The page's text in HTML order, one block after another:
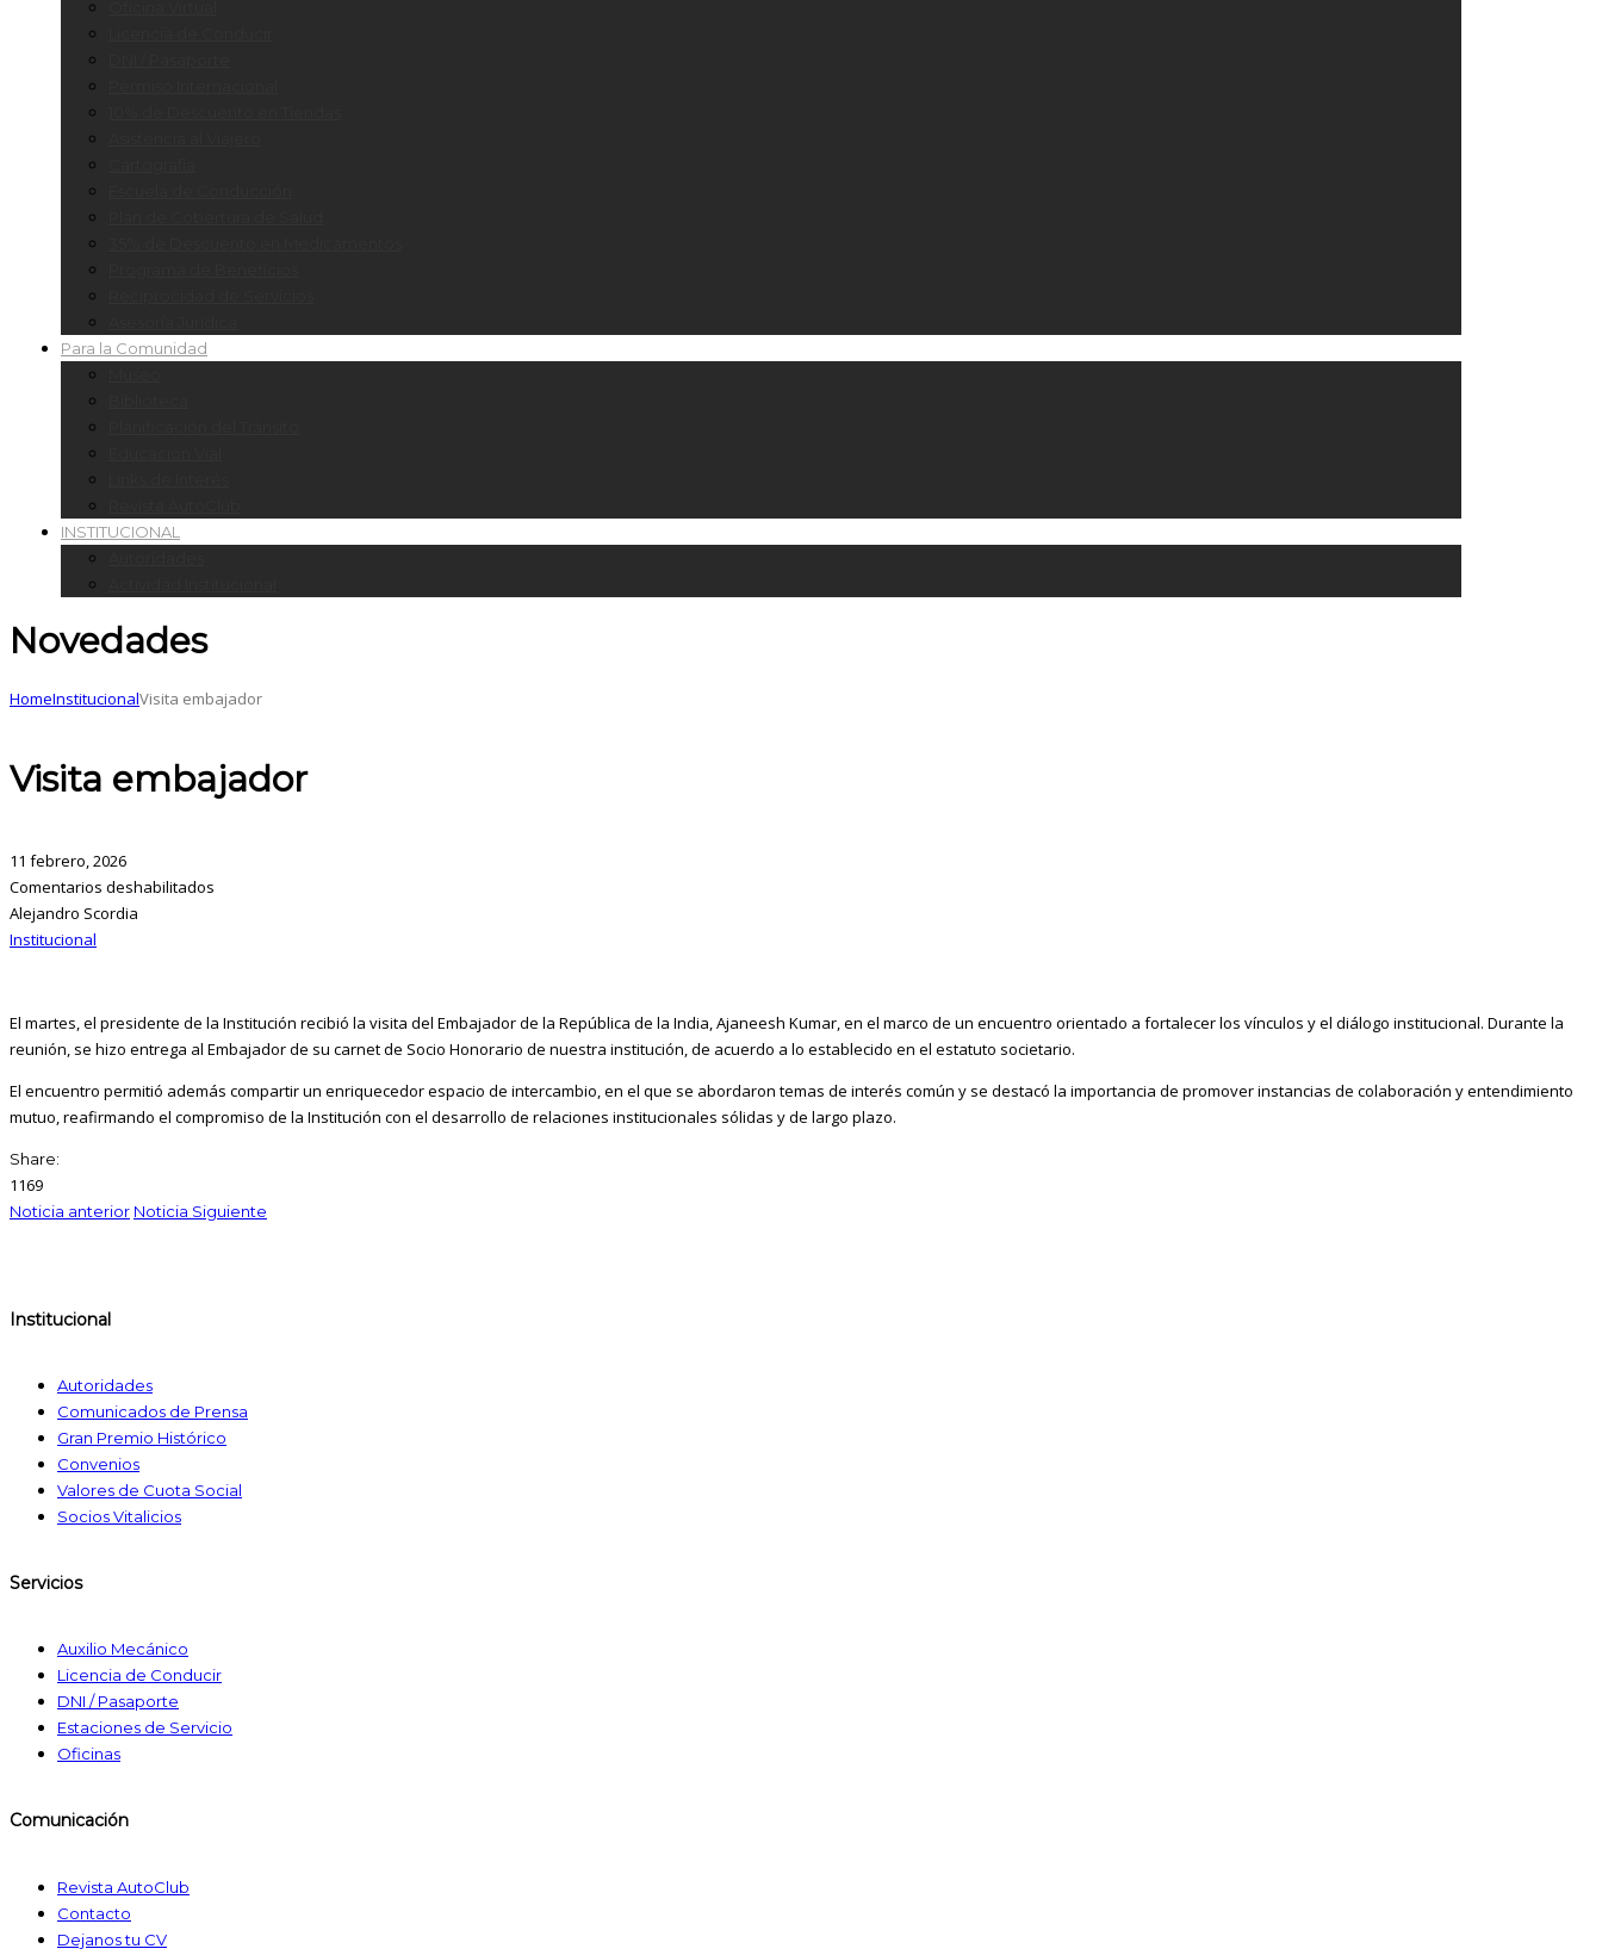
Para la Comunidad
INSTITUCIONAL
Novedades
HomeInstitucionalVisita embajador
Visita embajador
11 febrero, 2026
Comentarios deshabilitados
Alejandro Scordia
Institucional
El martes, el presidente de la Institución recibió la visita del Embajador de la República de la India, Ajaneesh Kumar, en el marco de un encuentro orientado a fortalecer los vínculos y el diálogo institucional. Durante la
reunión, se hizo entrega al Embajador de su carnet de Socio Honorario de nuestra institución, de acuerdo a lo establecido en el estatuto societario.
El encuentro permitió además compartir un enriquecedor espacio de intercambio, en el que se abordaron temas de interés común y se destacó la importancia de promover instancias de colaboración y entendimiento
mutuo, reafirmando el compromiso de la Institución con el desarrollo de relaciones institucionales sólidas y de largo plazo.
Share:
1169
Noticia anterior Noticia Siguiente
Institucional
Autoridades
Comunicados de Prensa
Gran Premio Histórico
Convenios
Valores de Cuota Social
Socios Vitalicios
Servicios
Auxilio Mecánico
Licencia de Conducir
DNI / Pasaporte
Estaciones de Servicio
Oficinas
Comunicación
Revista AutoClub
Contacto
Dejanos tu CV